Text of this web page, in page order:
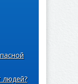
людей?